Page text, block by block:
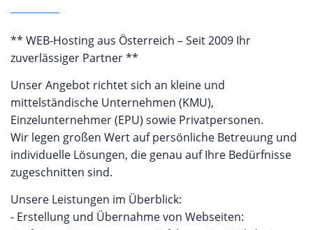
** WEB-Hosting aus Österreich – Seit 2009 Ihr
zuverlässiger Partner **
Unser Angebot richtet sich an kleine und
mittelständische Unternehmen (KMU),
Einzelunternehmer (EPU) sowie Privatpersonen.
Wir legen großen Wert auf persönliche Betreuung und
individuelle Lösungen, die genau auf Ihre Bedürfnisse
zugeschnitten sind.
Unsere Leistungen im Überblick:
- Erstellung und Übernahme von Webseiten: